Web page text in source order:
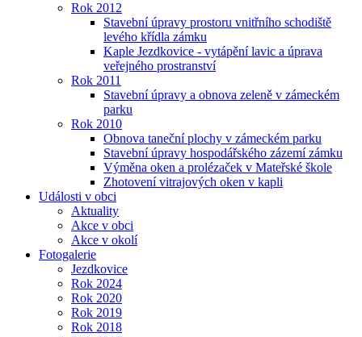
Rok 2012
Stavební úpravy prostoru vnitřního schodiště
levého křídla zámku
Kaple Jezdkovice - vytápění lavic a úprava
veřejného prostranství
Rok 2011
Stavební úpravy a obnova zeleně v zámeckém
parku
Rok 2010
Obnova taneční plochy v zámeckém parku
Stavební úpravy hospodářského zázemí zámku
Výměna oken a prolézaček v Mateřské škole
Zhotovení vitrajových oken v kapli
Události v obci
Aktuality
Akce v obci
Akce v okolí
Fotogalerie
Jezdkovice
Rok 2024
Rok 2020
Rok 2019
Rok 2018